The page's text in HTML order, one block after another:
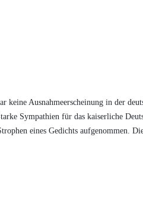
keine Ausnahmeerscheinung in der
Sympathien für das kaiserliche
eines Gedichts aufgenommen.